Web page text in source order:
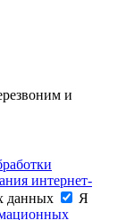
и
интернет-
данных
Я